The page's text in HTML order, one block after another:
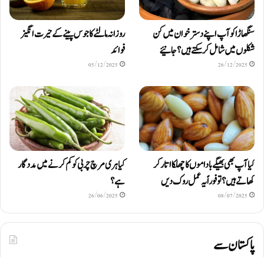
سنگھاڑا کو آپ اپنے دستر خوان میں کن
شکلوں میں شامل کرسکتے ہیں ؟ جانیئے
26/12/2025
روزانہ مالٹے کا جوس پینے کے حیرت انگیز
فوائد
05/12/2025
کیا آپ بھی بھیگے باداموں کا چھلکا اتار کر
کھاتے ہیں؟ تو فوراً یہ عمل روک دیں
08/07/2025
کیا ہری مرچ چربی کو کم کرنے میں مددگار
ہے؟
26/06/2025
پاکستان سے